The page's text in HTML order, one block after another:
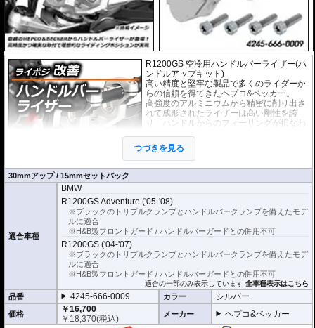
R1200GS 空冷用ハンドルバーライザー(ハ
ンドルアップキット)
高い精度と堅牢な製品で多くのライダーか
らの信頼を得てきたヘプコ&ベッカー。
高強度のアルミニウムから精密に削り出さ
れて成形されたライザーは高い剛性を誇
り、ハンドルからのフィーリングが損なわ
EUの工業製品安全規格「TÜV」を取得
し、他のヘプコの商品と同様に高い安全
性、信頼性の商品となっております。
※車体の個体差によりブレーキ/クラッチラインの延長が必要な場合がありま
ブレーキ/クラッチラインの延長にはヘプコ&ベッカーの延長キットがおすすめ
です。
詳細はこちら をご確認ください。
つづきを見る
30mmアップ / 15mmセットバック
適合車種
BMW
R1200GS Adventure ('05-'08)
※ブラックのトリプルクランプとハンドルバークランプを備えたモデ
ルに適合
※H&B製フロントガード / ハンドルバーガードとの併用不可
R1200GS ('04-'07)
※ブラックのトリプルクランプとハンドルバークランプを備えたモデ
ルに適合
※H&B製フロントガード / ハンドルバーガードとの併用不可
適合の一部のみ表示しています全車種表示はこちら
品番 4245-666-0009 カラー シルバー
価格
￥16,700
￥ 18,370(税込) メーカー ヘプコ&ベッカー